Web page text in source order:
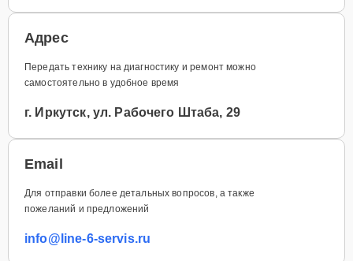
Адрес
Передать технику на диагностику и ремонт можно
самостоятельно в удобное время
г. Иркутск, ул. Рабочего Штаба, 29
Email
Для отправки более детальных вопросов, а также
пожеланий и предложений
info@line-6-servis.ru